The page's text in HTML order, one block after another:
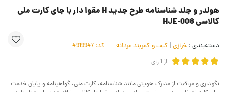
هولدر و جلد شناسنامه طرح جدید H مقوا دار با جای کارت ملی
کالاسی HJE-008
دسته‌بندی : خرازی | کیف و کمربند مردانه کد:
از 1رای
نگهداری و مراقبت از مدارک هویتی مانند شناسنامه، کارت ملی، گواهینامه و پایان خدمت